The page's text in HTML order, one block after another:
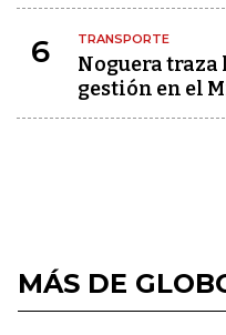
6 TRANSPORTE
Noguera traza
gestión en el
MÁS DE